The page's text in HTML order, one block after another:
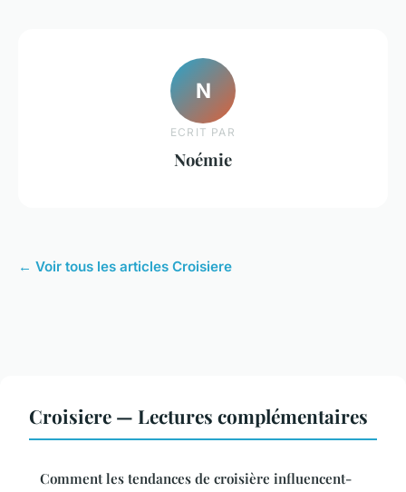
N
ECRIT PAR
Noémie
← Voir tous les articles Croisiere
Croisiere — Lectures complémentaires
Comment les tendances de croisière influencent-